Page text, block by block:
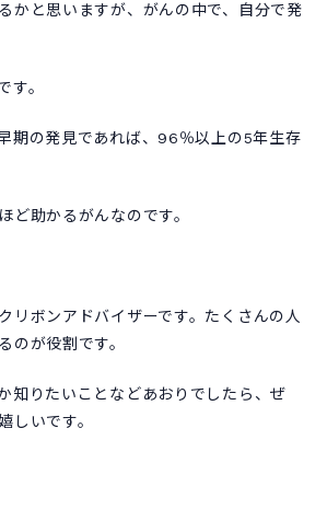
かと思いますが、がんの中で、自分で発
す。
期の発見であれば、96％以上の5年生存
ど助かるがんなのです。
リボンアドバイザーです。たくさんの人
のが役割です。
知りたいことなどあおりでしたら、ぜ
しいです。